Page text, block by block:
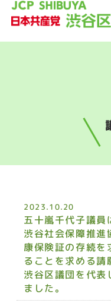
2023.10.20
五十嵐千代子議員
渋谷社会保障推進
康保険証の存続を
ることを求める
渋谷区議団を代表
ました。